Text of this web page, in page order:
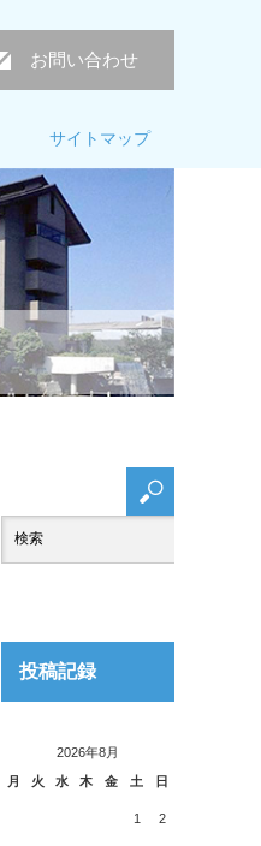
お問い合わせ
サイトマップ
投稿記録
2026年8月
月
火 水 木 金 土 日
1 2